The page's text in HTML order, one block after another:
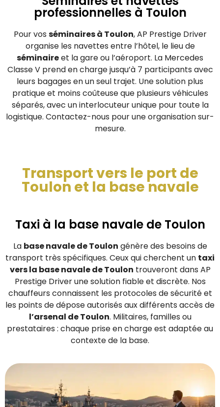
professionnelles à Toulon
Pour vos séminaires à Toulon, AP Prestige Driver
organise les navettes entre l’hôtel, le lieu de
séminaireet la gare ou l’aéroport. La Mercedes
Classe V prend en charge jusqu’à 7 participants avec
leurs bagages en un seul trajet. Une solution plus
pratique et moins coûteuse que plusieurs véhicules
séparés, avec un interlocuteur unique pour toute la
logistique. Contactez-nous pour une organisation sur-
mesure.
Transport vers le port de
Toulon et la base navale
Taxi à la base navale de Toulon
La base navale de Toulon génère des besoins de
transport très spécifiques. Ceux qui cherchent un taxi
vers la base navale de Toulon trouveront dans AP
Prestige Driver une solution fiable et discrète. Nos
chauffeurs connaissent les protocoles de sécurité et
les points de dépose autorisés aux différents accès de
l’arsenal de Toulon. Militaires, familles ou
prestataires : chaque prise en charge est adaptée au
contexte de la base.